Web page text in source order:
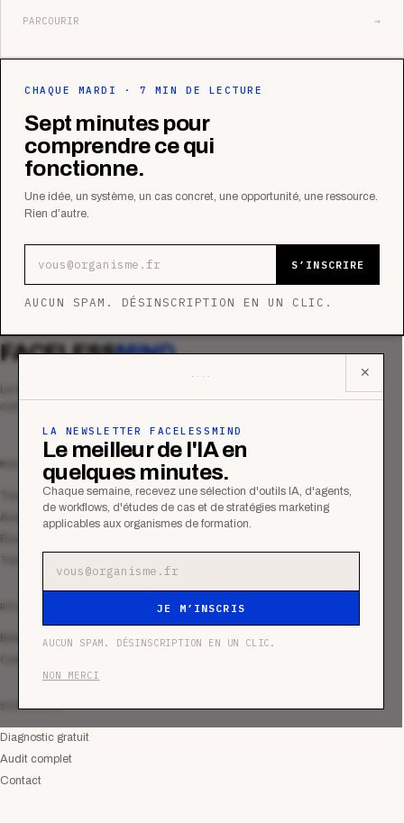
PARCOURIR →
CHAQUE MARDI · 7 MIN DE LECTURE
Sept minutes pour
comprendre ce qui
fonctionne.
Une idée, un système, un cas concret, une opportunité, une ressource.
Rien d’autre.
S’INSCRIRE
AUCUN SPAM. DÉSINSCRIPTION EN UN CLIC.
✕
LA NEWSLETTER FACELESSMIND
Le meilleur de l'IA en
quelques minutes.
Chaque semaine, recevez une sélection d'outils IA, d'agents,
de workflows, d'études de cas et de stratégies marketing
applicables aux organismes de formation.
JE M’INSCRIS
AUCUN SPAM. DÉSINSCRIPTION EN UN CLIC.
NON MERCI
FACELESSMIND
Le média qui mesurent la performance
commerciale des organismes de formation.
MAGAZINE
Tous les articles
Analyses
Études de cas
Tutoriels
RESSOURCES
Bibliothèque
Communauté
SERVICES
Diagnostic gratuit
Audit complet
Contact